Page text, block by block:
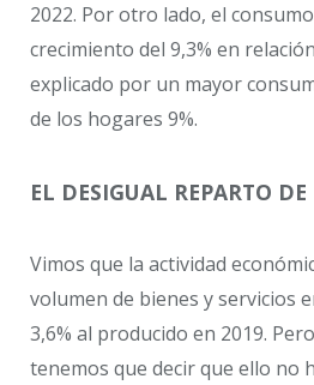
2022. Por otro lado, el
crecimiento del 9,3% en
explicado por un mayor
de los hogares 9%.
EL DESIGUAL REPARTO
Vimos que la actividad
volumen de bienes y servicios
3,6% al producido en 2019.
tenemos que decir que ello no